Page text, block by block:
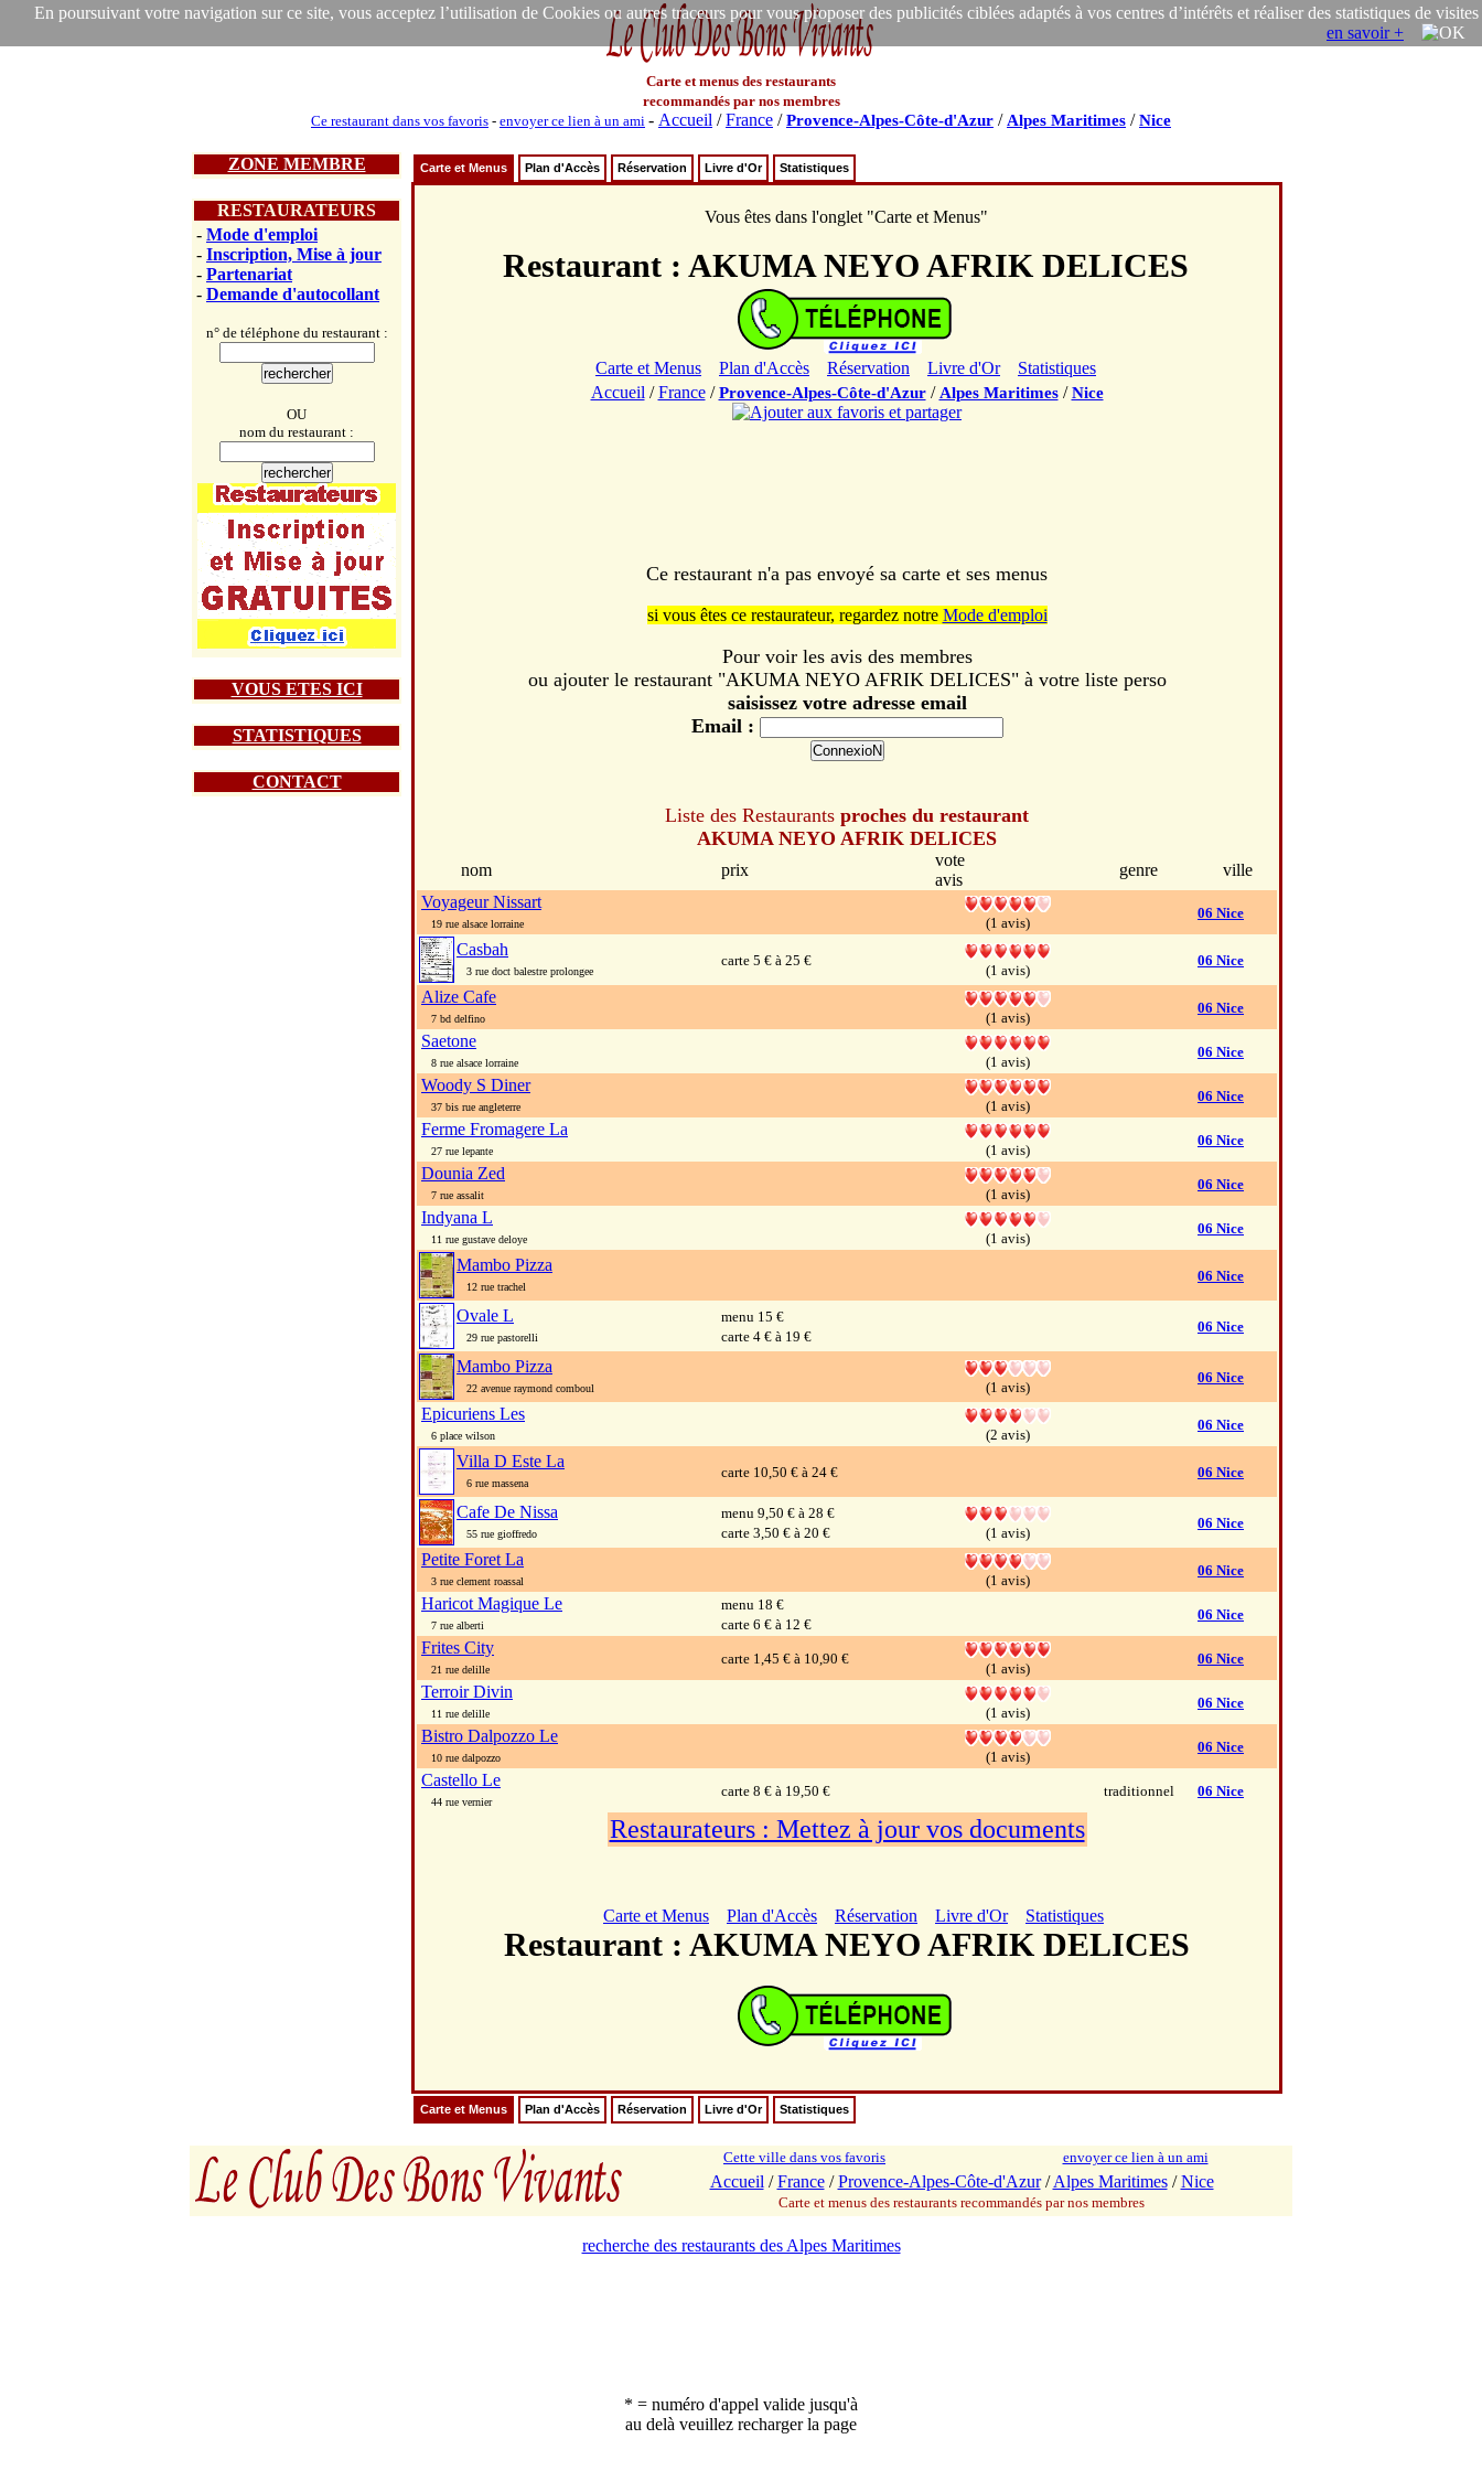
En poursuivant votre navigation sur ce site, vous acceptez l’utilisation de Cookies ou autres traceurs pour vous proposer des publicités ciblées adaptés à vos centres d’intérêts et réaliser des statistiques de visites
en savoir +
Carte et menus des restaurants
recommandés par nos membres
Ce restaurant dans vos favoris - envoyer ce lien à un ami - Accueil /France /Provence-Alpes-Côte-d'Azur / Alpes Maritimes /Nice
ZONE MEMBRE
RESTAURATEURS
- Mode d'emploi
- Inscription, Mise à jour
- Partenariat
- Demande d'autocollant
n° de téléphone du restaurant :
OU
nom du restaurant :
VOUS ETES ICI
STATISTIQUES
CONTACT
Carte et Menus Plan d'Accès Réservation Livre d'Or Statistiques
Vous êtes dans l'onglet "Carte et Menus"
Restaurant : AKUMA NEYO AFRIK DELICES
Carte et Menus Plan d'Accès Réservation Livre d'Or
Statistiques
Accueil /France/Provence-Alpes-Côte-d'Azur/ Alpes Maritimes/Nice
Ce restaurant n'a pas envoyé sa carte et ses menus
si vous êtes ce restaurateur, regardez notre Mode d'emploi
Pour voir les avis des membres
ou ajouter le restaurant "AKUMA NEYO AFRIK DELICES" à votre liste perso
saisissez votre adresse email
Email :
Liste des Restaurants proches du restaurant
AKUMA NEYO AFRIK DELICES
nom prix
vote
avis
genre
ville
Voyageur Nissart
19 rue alsace lorraine (1 avis)
06 Nice
Casbah
3 rue doct balestre prolongee
carte 5 € à 25 €
(1 avis)
06 Nice
Alize Cafe
7 bd delfino (1 avis)
06 Nice
Saetone
8 rue alsace lorraine (1 avis)
06 Nice
Woody S Diner
37 bis rue angleterre (1 avis)
06 Nice
Ferme Fromagere La
27 rue lepante (1 avis)
06 Nice
Dounia Zed
7 rue assalit (1 avis)
06 Nice
Indyana L
11 rue gustave deloye (1 avis)
06 Nice
Mambo Pizza
12 rue trachel
06 Nice
Ovale L
29 rue pastorelli
menu 15 €
carte 4 € à 19 €
06 Nice
Mambo Pizza
22 avenue raymond comboul (1 avis)
06 Nice
Epicuriens Les
6 place wilson (2 avis)
06 Nice
Villa D Este La
6 rue massena
carte 10,50 € à 24 € 06 Nice
Cafe De Nissa
55 rue gioffredo
menu 9,50 € à 28 €
carte 3,50 € à 20 €
(1 avis)
06 Nice
Petite Foret La
3 rue clement roassal (1 avis)
06 Nice
Haricot Magique Le
7 rue alberti
menu 18 €
carte 6 € à 12 €
06 Nice
Frites City
21 rue delille
carte 1,45 € à 10,90 €
(1 avis)
06 Nice
Terroir Divin
11 rue delille (1 avis)
06 Nice
Bistro Dalpozzo Le
10 rue dalpozzo (1 avis)
06 Nice
Castello Le
44 rue vernier
carte 8 € à 19,50 € traditionnel 06 Nice
Restaurateurs : Mettez à jour vos documents
Carte et Menus Plan d'Accès Réservation Livre d'Or Statistiques
Restaurant : AKUMA NEYO AFRIK DELICES
Carte et Menus Plan d'Accès Réservation Livre d'Or Statistiques
Cette ville dans vos favoris envoyer ce lien à un ami
Accueil /France/Provence-Alpes-Côte-d'Azur/Alpes Maritimes/Nice
Carte et menus des restaurants recommandés par nos membres
recherche des restaurants des Alpes Maritimes
* = numéro d'appel valide jusqu'à
au delà veuillez recharger la page